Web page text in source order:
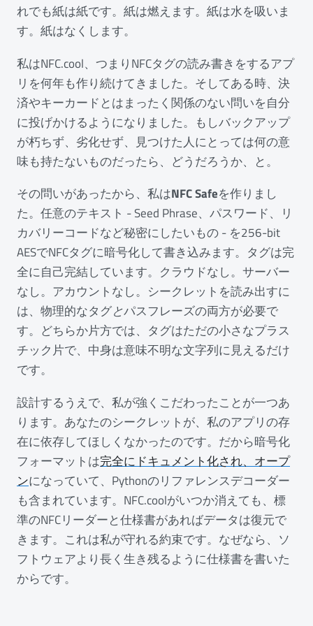
れでも紙は紙です。紙は燃えます。紙は水を吸いま
す。紙はなくします。
私はNFC.cool、つまりNFCタグの読み書きをするアプ
リを何年も作り続けてきました。そしてある時、決
済やキーカードとはまったく関係のない問いを自分
に投げかけるようになりました。もしバックアップ
が朽ちず、劣化せず、見つけた人にとっては何の意
味も持たないものだったら、どうだろうか、と。
その問いがあったから、私はNFC Safeを作りまし
た。任意のテキスト - Seed Phrase、パスワード、リ
カバリーコードなど秘密にしたいもの - を256-bit
AESでNFCタグに暗号化して書き込みます。タグは完
全に自己完結しています。クラウドなし。サーバー
なし。アカウントなし。シークレットを読み出すに
は、物理的なタグとパスフレーズの両方が必要で
す。どちらか片方では、タグはただの小さなプラス
チック片で、中身は意味不明な文字列に見えるだけ
です。
設計するうえで、私が強くこだわったことが一つあ
ります。あなたのシークレットが、私のアプリの存
在に依存してほしくなかったのです。だから暗号化
フォーマットは完全にドキュメント化され、オープ
ンになっていて、Pythonのリファレンスデコーダー
も含まれています。NFC.coolがいつか消えても、標
準のNFCリーダーと仕様書があればデータは復元で
きます。これは私が守れる約束です。なぜなら、ソ
フトウェアより長く生き残るように仕様書を書いた
からです。